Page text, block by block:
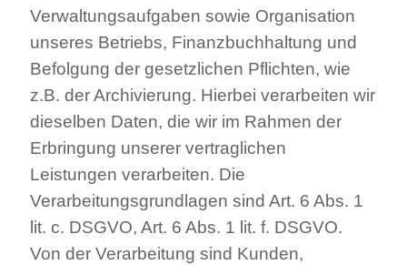
Verwaltungsaufgaben sowie Organisation
unseres Betriebs, Finanzbuchhaltung und
Befolgung der gesetzlichen Pflichten, wie
z.B. der Archivierung. Hierbei verarbeiten wir
dieselben Daten, die wir im Rahmen der
Erbringung unserer vertraglichen
Leistungen verarbeiten. Die
Verarbeitungsgrundlagen sind Art. 6 Abs. 1
lit. c. DSGVO, Art. 6 Abs. 1 lit. f. DSGVO.
Von der Verarbeitung sind Kunden,